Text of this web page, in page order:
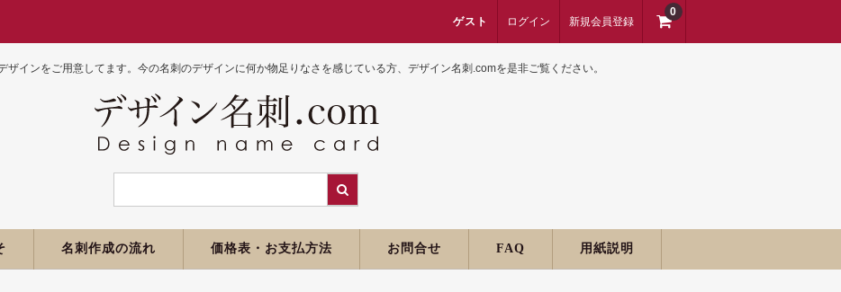
ザインをご用意してます。今の名刺のデザインに何か物足りなさを感じている方、デザイン名刺.comを是非ご覧ください。
ゲスト ログイン 新規会員登録
0
名刺作成の流れ 価格表・お支払方法 お問合せ FAQ 用紙説明